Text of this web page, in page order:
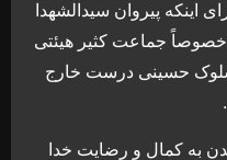
اینکه پیروان سیدالشهدا
خصوصاً جماعت کثیر هیئتی
حسینی درست خارج
به کمال و رضایت خدا